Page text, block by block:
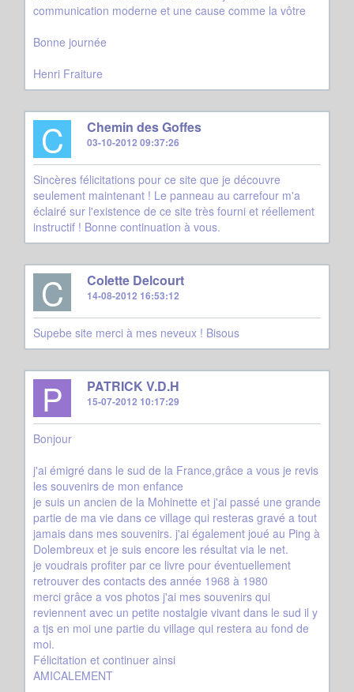
communication moderne et une cause comme la vôtre
Bonne journée
Henri Fraiture
C Chemin des Goffes
03-10-2012 09:37:26
Sincères félicitations pour ce site que je découvre
seulement maintenant ! Le panneau au carrefour m'a
éclairé sur l'existence de ce site très fourni et réellement
instructif ! Bonne continuation à vous.
C Colette Delcourt
14-08-2012 16:53:12
Supebe site merci à mes neveux ! Bisous
P PATRICK V.D.H
15-07-2012 10:17:29
Bonjour
j'ai émigré dans le sud de la France,grâce a vous je revis
les souvenirs de mon enfance
je suis un ancien de la Mohinette et j'ai passé une grande
partie de ma vie dans ce village qui resteras gravé a tout
jamais dans mes souvenirs. j'ai également joué au Ping à
Dolembreux et je suis encore les résultat via le net.
je voudrais profiter par ce livre pour éventuellement
retrouver des contacts des année 1968 à 1980
merci grâce a vos photos j'ai mes souvenirs qui
reviennent avec un petite nostalgie vivant dans le sud il y
a tjs en moi une partie du village qui restera au fond de
moi.
Félicitation et continuer ainsi
AMICALEMENT